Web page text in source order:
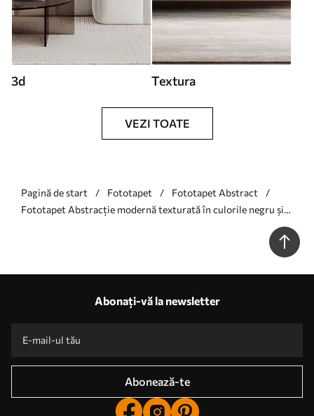
3d Textura
VEZI TOATE
Pagină de start Fototapet
Fototapet Abstract
Fototapet Abstracție modernă texturată în culorile negru și
Abonați-vă la newsletter
Abonează-te